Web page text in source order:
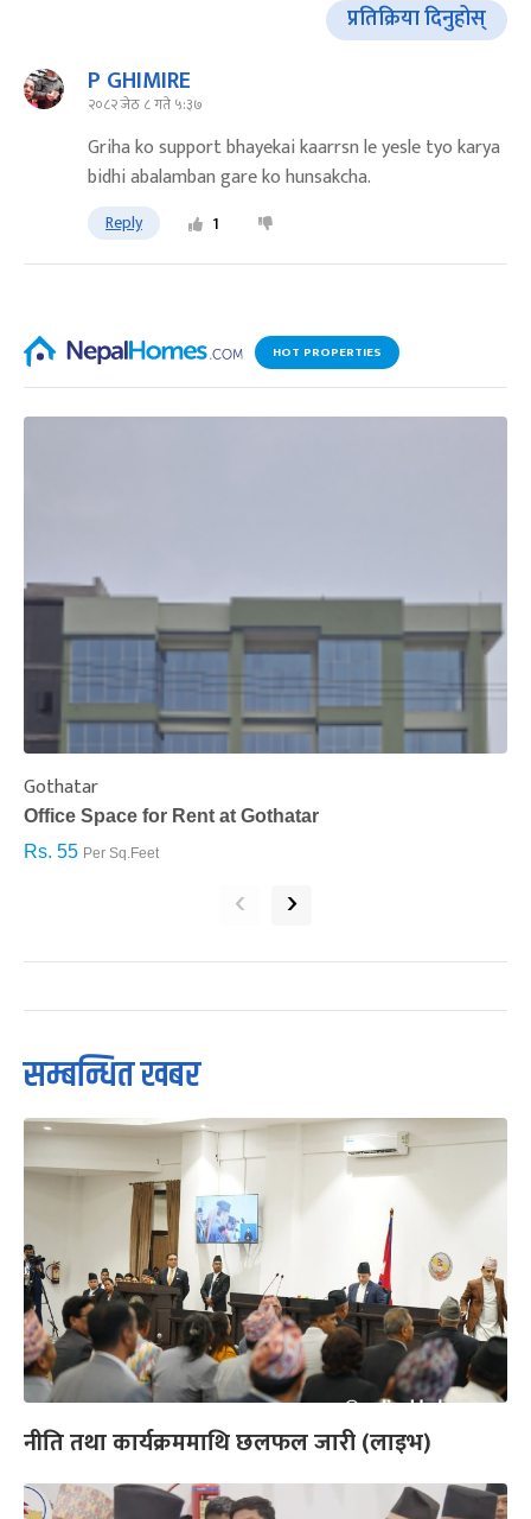
प्रतिक्रिया दिनुहोस्
P GHIMIRE
२०८२ जेठ ८ गते ५:३७
Griha ko support bhayekai kaarrsn le yesle tyo karya
bidhi abalamban gare ko hunsakcha.
Reply 1
HOT PROPERTIES
Gothatar
Office Space for Rent at Gothatar
Rs. 55 Per Sq.Feet
‹ ›
सम्बन्धित खबर
नीति तथा कार्यक्रममाथि छलफल जारी (लाइभ)